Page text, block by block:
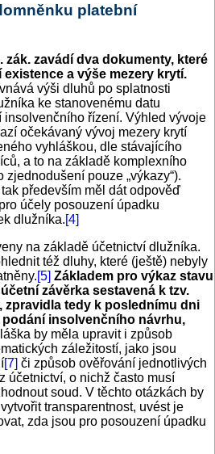
platební
zák. zavádí dva dokumenty, které
a výše mezery krytí.
výši dluhů po splatnosti
ke stanovenému datu
řízení. Výhled vývoje
očekávaný vývoj mezery krytí
vyhláškou, dle stávajícího
a to na základě komplexního
pouze „výkazy“).
především měl dát odpověď
účely posouzení úpadku
dlužníka.[4]
na základě účetnictví dlužníka.
též dluhy, které (ještě) nebyly
[5] Základem pro výkaz stavu
závěrka sestavená k tzv.
zpravidla tedy k poslednímu dni
insolvenčního návrhu,
by měla upravit i způsob
záležitostí, jako jsou
[7] či způsob ověřování jednotlivých
účetnictví, o nichž často musí
soud. V těchto otázkách by
transparentnost, uvést je
zda jsou pro posouzení úpadku